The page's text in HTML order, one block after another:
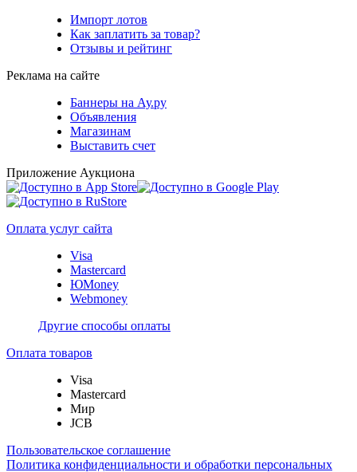
Импорт лотов
Как заплатить за товар?
Отзывы и рейтинг
Реклама на сайте
Баннеры на Ау.ру
Объявления
Магазинам
Выставить счет
Приложение Аукциона
Оплата услуг сайта
Visa
Mastercard
ЮMoney
Webmoney
Другие способы оплаты
Оплата товаров
Visa
Mastercard
Мир
JCB
Пользовательское соглашение
Политика конфиденциальности и обработки персональных